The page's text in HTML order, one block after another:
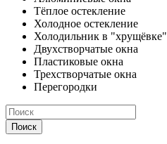
Тёплое остекление
Холодное остекление
Холодильник в "хрущёвке"
Двухстворчатые окна
Пластиковые окна
Трехстворчатые окна
Перегородки
Поиск